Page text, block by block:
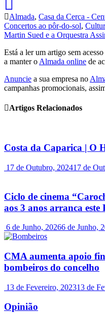
Almada, Casa da Cerca -
Concertos ao pôr-do-sol,
Martin Sued e a Orquestra
Está a ler um artigo sem
a manter o Almada online de
Anuncie a sua empresa no
campanhas promocionais,
Artigos Relacionados
Costa da Caparica | O
17 de Outubro, 202417 de
Ciclo de cinema
aos 3 anos arranca
6 de Junho, 20266 de Junho,
CMA aumenta apoio
bombeiros do concelho
13 de Fevereiro, 202313 de
Opinião